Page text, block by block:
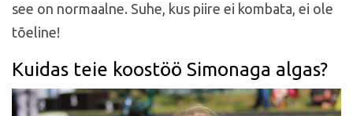
see on normaalne. Suhe, kus piire ei kombata, ei ole
tõeline!
Kuidas teie koostöö Simonaga algas?